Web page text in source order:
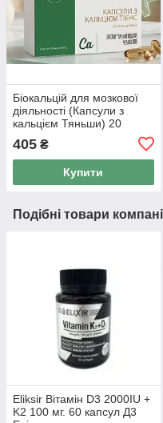
Біокальцій для мозкової
діяльності (Капсули з
кальцієм Тяньши) 20
405 ₴
Купити
Подібні товари
Eliksir Вітамін D3 2000IU +
K2 100 мг. 60 капсул Д3